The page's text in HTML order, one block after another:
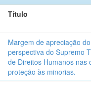
Título
Margem de apreciação
perspectiva do Supremo
de Direitos Humanos nas
proteção às minorias.